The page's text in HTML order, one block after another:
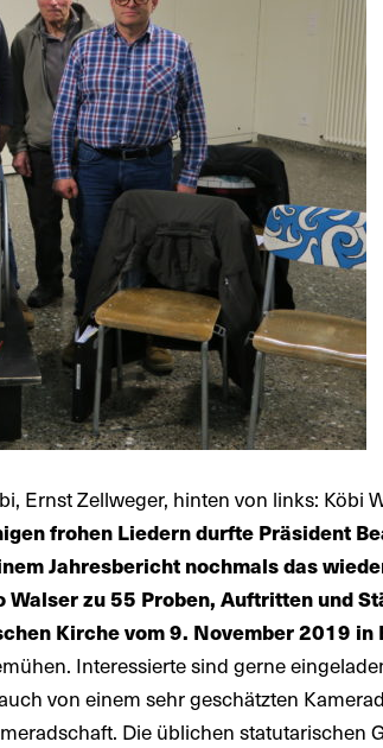
Ernst Zellweger, hinten von links: Köbi
frohen Liedern durfte Präsident
Jahresbericht nochmals das
zu 55 Proben, Auftritten und
Kirche vom 9. November 2019 in
Interessierte sind gerne
von einem sehr geschätzten
Die üblichen